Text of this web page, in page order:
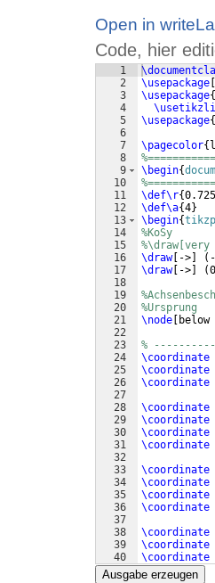
Open in
Code, hier
1
2
3
4
5
6
7
8
9
10
11
12
13
14
15
16
17
18
19
20
21
22
23
24
25
26
27
28
29
30
31
32
33
34
35
36
37
38
39
40
41
\usepackage
\usepackage{
\usepackage{
\pagecolor{
%===========
\begin{
%===========
\def\r{0.725
\def\a{4}
\begin{
%KoSy
\draw[ -> (
\draw[ -> (
%Ursprung
\node
%
\coordinate
\coordinate
\coordinate
\coordinate
\coordinate
\coordinate
\coordinate
\coordinate
\coordinate
\coordinate
\coordinate
\coordinate
\coordinate
\coordinate
\coordinate
Ausgabe erzeugen